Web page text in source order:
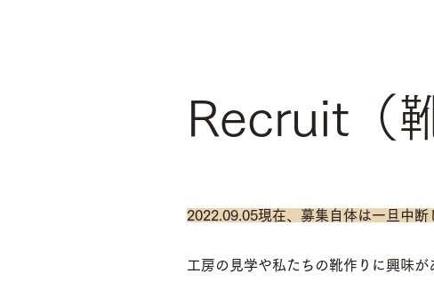
​Recruit（
2022.09.05現在、募集自体は一旦中断
工房の見学や私たちの靴作りに興味